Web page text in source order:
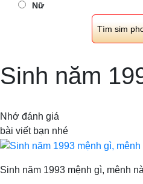
Nữ
Sinh năm
Nhớ đánh giá
bài viết bạn nhé
Sinh năm 1993 mệnh gì, mênh